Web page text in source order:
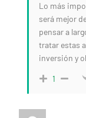
Lo más
será mejor
pensar a
tratar estas
inversión y
1